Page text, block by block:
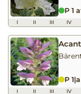
P 1
I II III IV
P 1|
I II III IV